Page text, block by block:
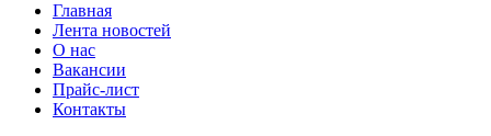
Главная
Лента новостей
О нас
Вакансии
Прайс-лист
Контакты